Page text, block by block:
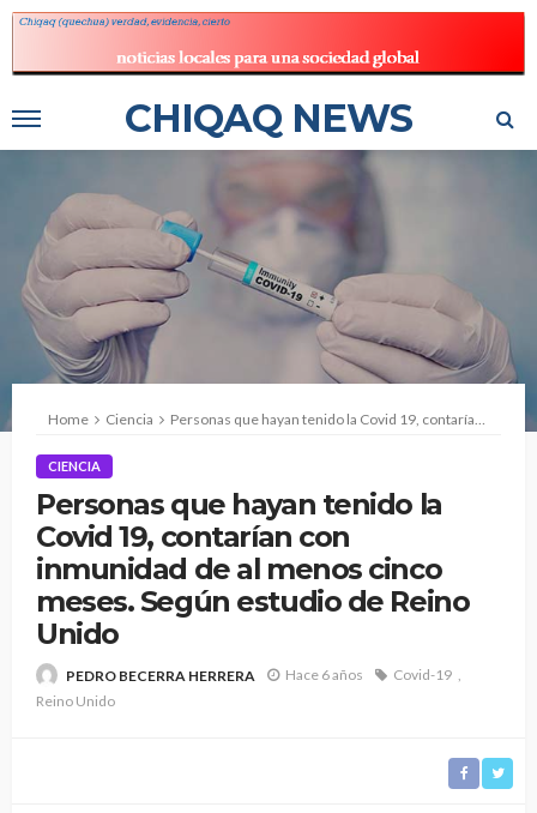
CHIQAQ NEWS
Home Ciencia Personas que hayan tenido la Covid 19, contarían con inmunidad de al menos cinco meses. Según estudio de Reino Unido
CIENCIA
Personas que hayan tenido la
Covid 19, contarían con
inmunidad de al menos cinco
meses. Según estudio de Reino
Unido
PEDRO BECERRA HERRERA Hace 6 años
Covid-19
Reino Unido